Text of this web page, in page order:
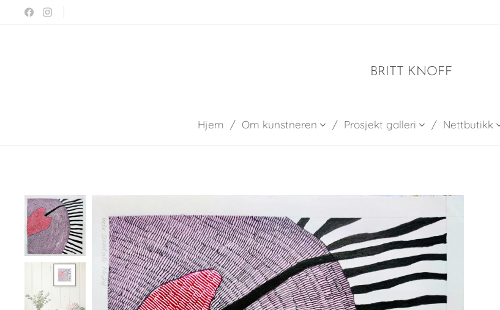
BRITT KNOFF
Hjem Om kunstneren Prosjekt galleri Nettbutikk